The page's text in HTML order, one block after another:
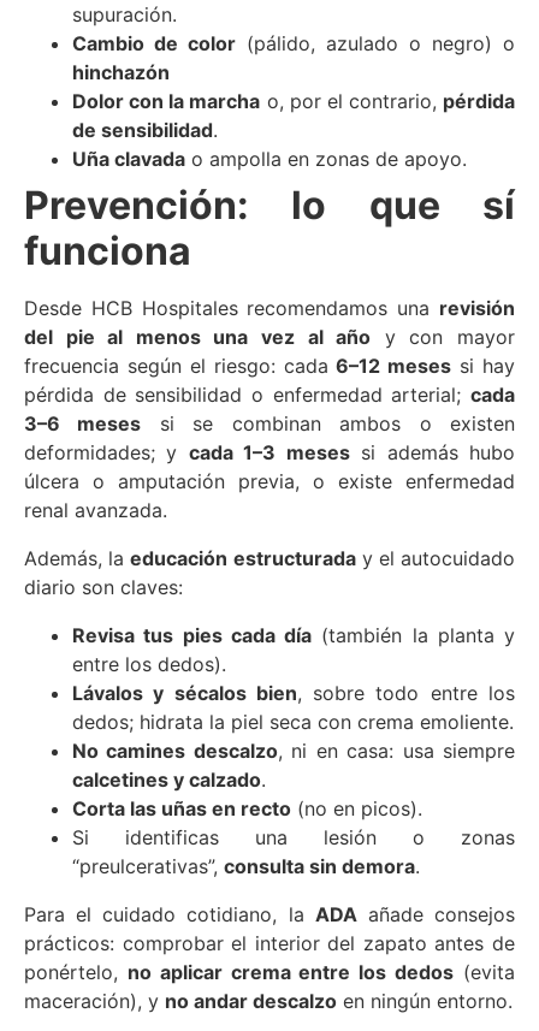
supuración.
Cambio de color (pálido, azulado o negro) o
hinchazón
Dolor con la marcha o, por el contrario, pérdida
de sensibilidad.
Uña clavada o ampolla en zonas de apoyo.
Prevención: lo que sí
funciona
Desde HCB Hospitales recomendamos una revisión
del pie al menos una vez al año y con mayor
frecuencia según el riesgo: cada6–12 meses si hay
pérdida de sensibilidad o enfermedad arterial; cada
3–6 meses si se combinan ambos o existen
deformidades; y cada 1–3 mesessi además hubo
úlcera o amputación previa, o existe enfermedad
renal avanzada.
Además, laeducación estructuraday el autocuidado
diario son claves:
Revisa tus pies cada día (también la planta y
entre los dedos).
Lávalos y sécalos bien, sobre todo entre los
dedos; hidrata la piel seca con crema emoliente.
No camines descalzo, ni en casa: usa siempre
calcetines y calzado.
Corta las uñas en recto (no en picos).
Si identificas una lesión o zonas
“preulcerativas”, consulta sin demora.
Para el cuidado cotidiano, la ADA añade consejos
prácticos: comprobar el interior del zapato antes de
ponértelo, no aplicar crema entre los dedos (evita
maceración), y no andar descalzo en ningún entorno.